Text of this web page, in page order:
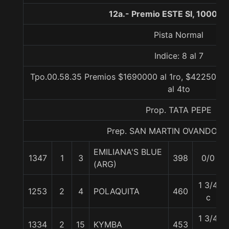
12a.- Premio ESTE SI, 1000
Pista Normal
Indice: 8 al 7
Tpo.00.58.35 Premios $1690000 al 1ro, $422500
al 4to
Prop. TATA PEPE
Prep. SAN MARTIN OVANDO
1347 1 3
EMILIANA'S BLUE
(ARG)
398 0/0
1253 2 4 POLAQUITA 460
1 3/4
c
1334 2 15 KYMBA 453
1 3/4